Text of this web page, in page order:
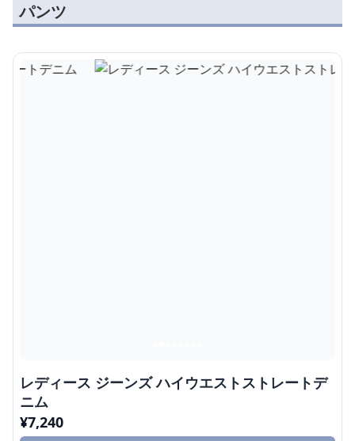
パンツ
レディース ジーンズ ハイウエストストレートデ
ニム
¥7,240